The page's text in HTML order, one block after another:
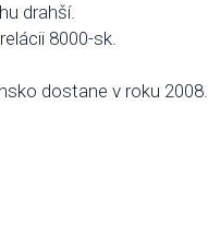
drahší.
8000-sk.
dostane v roku 2008.